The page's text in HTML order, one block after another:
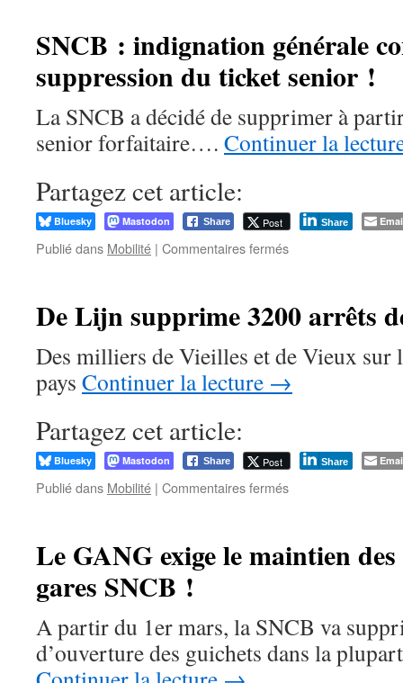
tchi
fou…
SNCB : indignation générale
suppression du ticket senior !
La SNCB a décidé de supprimer à
senior forfaitaire…. Continuer la
Partagez cet article:
Bluesky Mastodon Share Post Share
Publié dans Mobilité | Commentaires ferméssur
contre
suppression
ticket
De Lijn supprime 3200 arrêts
Des milliers de Vieilles et de Vieux sur
pays Continuer la lecture →
Partagez cet article:
Bluesky Mastodon Share Post Share
Publié dans Mobilité | Commentaires ferméssur
3200
Le GANG exige le maintien
gares SNCB !
A partir du 1er mars, la SNCB va
d’ouverture des guichets dans la